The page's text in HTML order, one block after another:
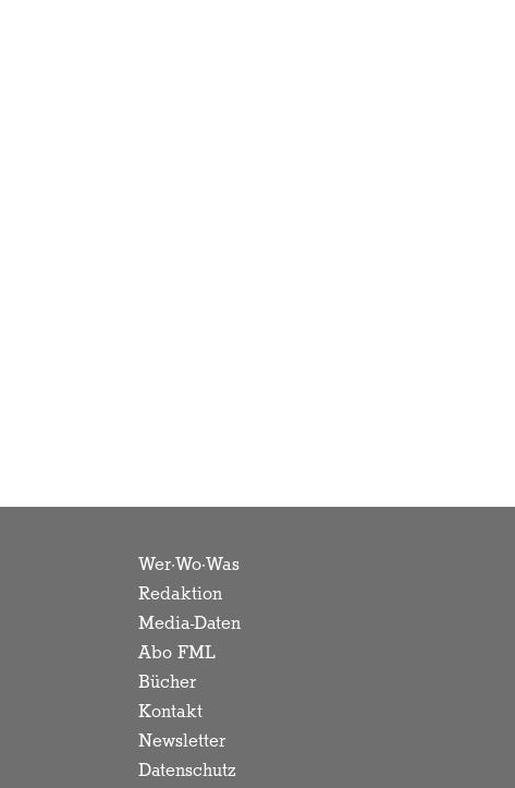
Wer·Wo·Was
Redaktion
Media-Daten
Abo FML
Bücher
Kontakt
Newsletter
Datenschutz